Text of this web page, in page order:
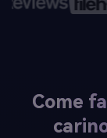
Come